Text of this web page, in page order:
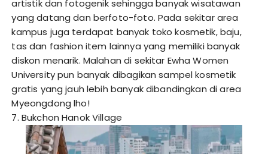
artistik dan fotogenik sehingga banyak wisatawan
yang datang dan berfoto-foto. Pada sekitar area
kampus juga terdapat banyak toko kosmetik, baju,
tas dan fashion item lainnya yang memiliki banyak
diskon menarik. Malahan di sekitar Ewha Women
University pun banyak dibagikan sampel kosmetik
gratis yang jauh lebih banyak dibandingkan di area
Myeongdong lho!
7. Bukchon Hanok Village